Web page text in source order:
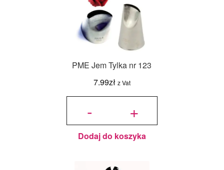
PME Jem Tylka nr 123
7.99zł z Vat
-
ilość
+
Dodaj do koszyka